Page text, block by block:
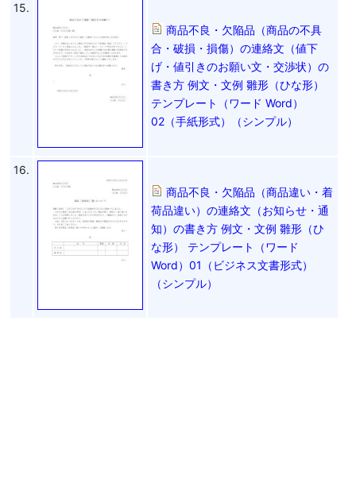
15.
商品不良・欠陥品（商品の不具
合・破損・損傷）の連絡文（値下
げ・値引きのお願い文・交渉状）の
書き方 例文・文例 雛形（ひな形）
テンプレート（ワード Word）
02（手紙形式）（シンプル）
16.
商品不良・欠陥品（商品違い・着
荷品違い）の連絡文（お知らせ・通
知）の書き方 例文・文例 雛形（ひ
な形） テンプレート（ワード
Word）01（ビジネス文書形式）
（シンプル）